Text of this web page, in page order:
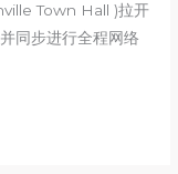
Town Hall )拉开
同步进行全程网络